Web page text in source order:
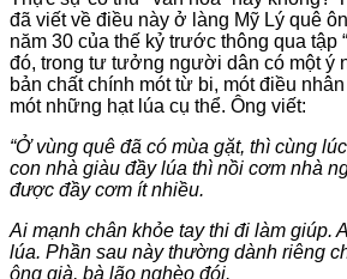
đã viết về điều này ở làng Mỹ Lý quê
năm 30 của thế kỷ trước thông qua tập
đó, trong tư tưởng người dân có một ý
bản chất chính mót từ bi, mót điều
mót những hạt lúa cụ thể. Ông viết:
“Ở vùng quê đã có mùa gặt, thì cùng
con nhà giàu đầy lúa thì nồi cơm nhà
được đầy cơm ít nhiều.
Ai mạnh chân khỏe tay thi đi làm giúp.
lúa. Phần sau này thường dành riêng
ông già, bà lão nghèo đói.